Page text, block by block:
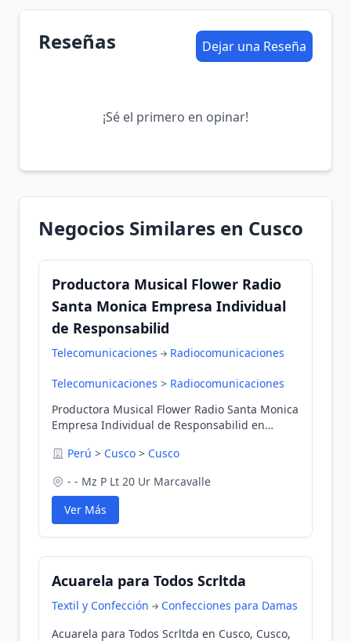
Reseñas Dejar una Reseña
¡Sé el primero en opinar!
Negocios Similares en Cusco
Productora Musical Flower Radio
Santa Monica Empresa Individual
de Responsabilid
Telecomunicaciones Radiocomunicaciones
Telecomunicaciones > Radiocomunicaciones
Productora Musical Flower Radio Santa Monica
Empresa Individual de Responsabilid en
Perú > Cusco > Cusco
- - Mz P Lt 20 Ur Marcavalle
Ver Más
Acuarela para Todos Scrltda
Textil y Confección
Confecciones para Damas
Acuarela para Todos Scrltda en Cusco, Cusco,